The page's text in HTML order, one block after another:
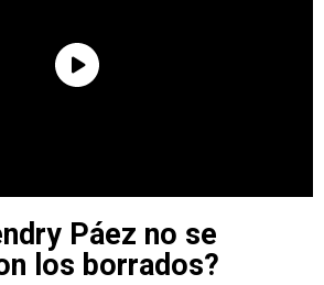
Páez no se
los borrados?